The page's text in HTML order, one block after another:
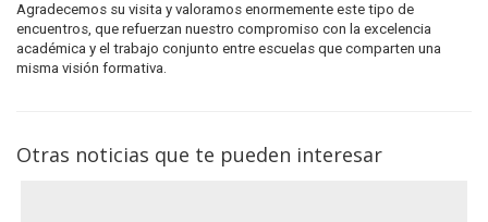
Agradecemos su visita y valoramos enormemente este tipo de
encuentros, que refuerzan nuestro compromiso con la excelencia
académica y el trabajo conjunto entre escuelas que comparten una
misma visión formativa.
Otras noticias que te pueden interesar